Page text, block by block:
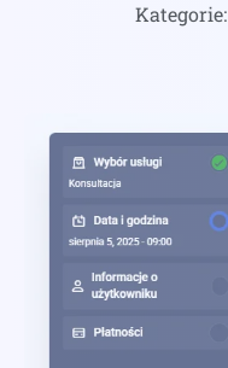
Kategorie: